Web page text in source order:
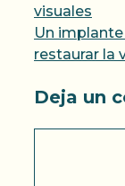
visuales
Un
restaurar la
Deja un